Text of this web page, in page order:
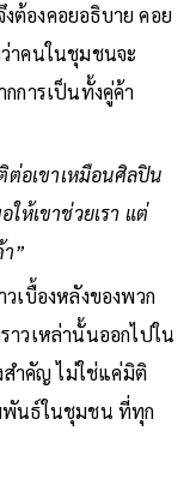
ต้องคอยอธิบาย คอย
าคนในชุมชนจะ
การเป็นทั้งคู่ค้า
ต่อเขาเหมือนศิลปิน
ให้เขาช่วยเรา แต่
”
เบื้องหลังของพวก
าวเหล่านั้นออกไปใน
ำคัญ ไม่ใช่แค่มิติ
พันธ์ในชุมชน ที่ทุก